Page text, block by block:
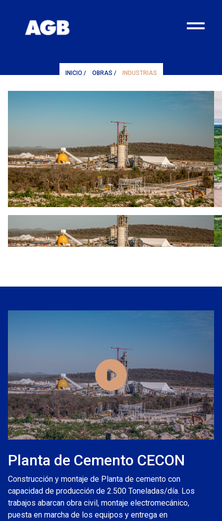
¨
INICIO/ OBRAS / INDUSTRIAS
Planta de Cemento CECON
Construcción y montaje de Planta de cemento con
capacidad de producción de 2.500 Toneladas/día. Los
trabajos abarcan obra civil, montaje electromecánico,
puesta en marcha de los equipos y entrega en